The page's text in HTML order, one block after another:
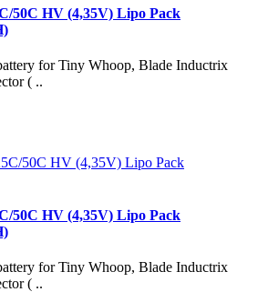
50C HV (4,35V) Lipo Pack
for Tiny Whoop, Blade Inductrix
( ..
50C HV (4,35V) Lipo Pack
for Tiny Whoop, Blade Inductrix
( ..